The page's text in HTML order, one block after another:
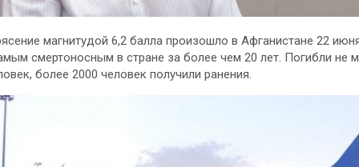
магнитудой 6,2 балла произошло в Афганистане 22
смертоносным в стране за более чем 20 лет. Погибли не
более 2000 человек получили ранения.